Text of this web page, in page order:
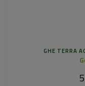
GHE TERRA